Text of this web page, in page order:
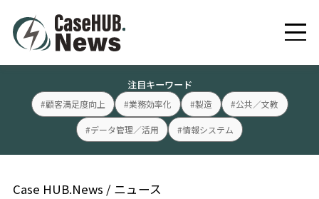
注目キーワード
#顧客満足度向上 #業務効率化 #製造 #公共／文教
#データ管理／活用 #情報システム
Case HUB.News / ニュース